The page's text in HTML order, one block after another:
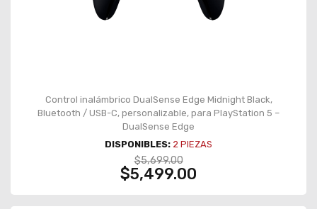
Control inalámbrico DualSense Edge Midnight Black,
Bluetooth / USB-C, personalizable, para PlayStation 5 –
DualSense Edge
DISPONIBLES: 2 PIEZAS
$5,699.00
$5,499.00